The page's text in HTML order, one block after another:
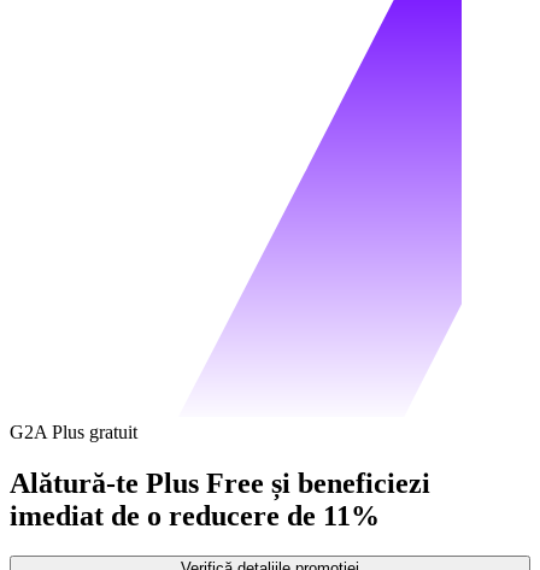
G2A Plus gratuit
Alătură-te Plus Free și beneficiezi
imediat de o reducere de 11%